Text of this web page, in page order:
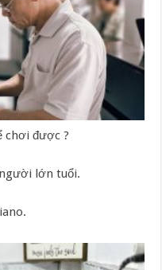
chơi được ?
lớn tuổi.